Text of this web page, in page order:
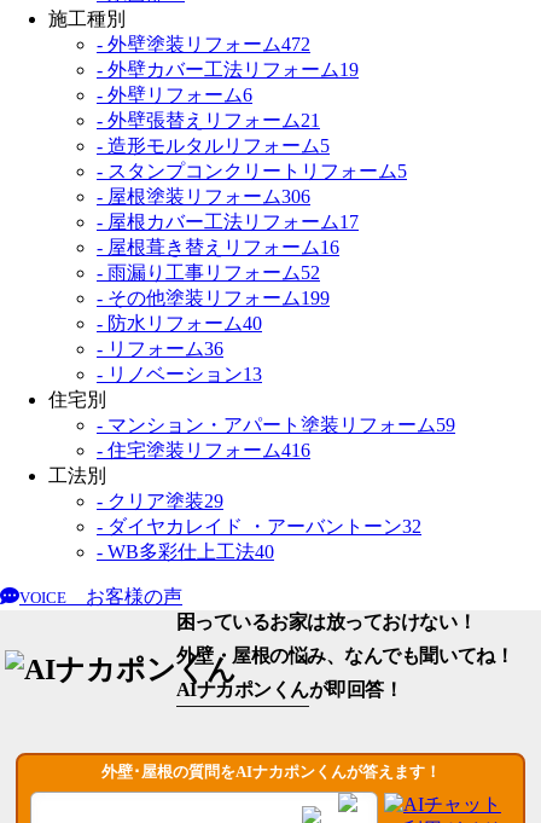
施工種別
- 外壁塗装リフォーム472
- 外壁カバー工法リフォーム19
- 外壁リフォーム6
- 外壁張替えリフォーム21
- 造形モルタルリフォーム5
- スタンプコンクリートリフォーム5
- 屋根塗装リフォーム306
- 屋根カバー工法リフォーム17
- 屋根葺き替えリフォーム16
- 雨漏り工事リフォーム52
- その他塗装リフォーム199
- 防水リフォーム40
- リフォーム36
- リノベーション13
住宅別
- マンション・アパート塗装リフォーム59
- 住宅塗装リフォーム416
工法別
- クリア塗装29
- ダイヤカレイド ・アーバントーン32
- WB多彩仕上工法40
VOICE
お客様の声
困っているお家は放っておけない！
外壁・屋根の悩み、なんでも聞いてね！
AIナカポンくんが即回答！
外壁･屋根の質問をAIナカポンくんが答えます！